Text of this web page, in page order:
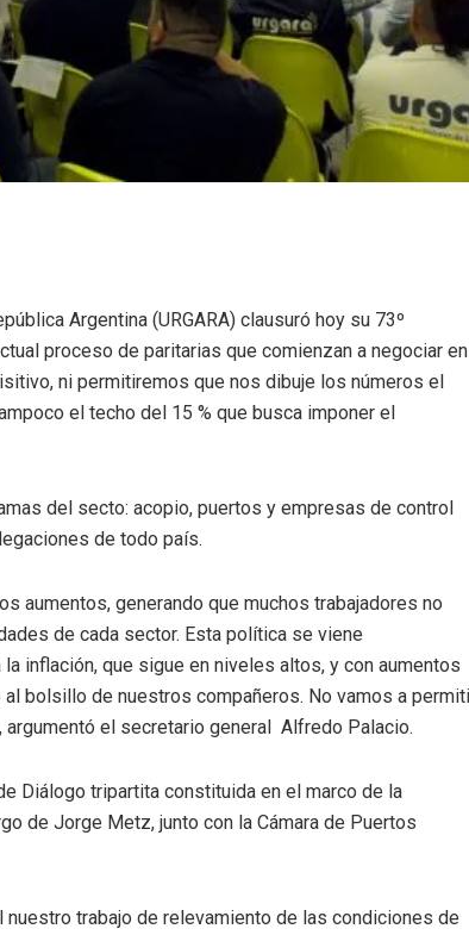
Argentina (URGARA) clausuró hoy su 73º
proceso de paritarias que comienzan a negociar en
ni permitiremos que nos dibuje los números el
el techo del 15 % que busca imponer el
del secto: acopio, puertos y empresas de control
de todo país.
aumentos, generando que muchos trabajadores no
de cada sector. Esta política se viene
inflación, que sigue en niveles altos, y con aumentos
bolsillo de nuestros compañeros. No vamos a
el secretario general Alfredo Palacio.
Diálogo tripartita constituida en el marco de la
de Jorge Metz, junto con la Cámara de Puertos
trabajo de relevamiento de las condiciones de